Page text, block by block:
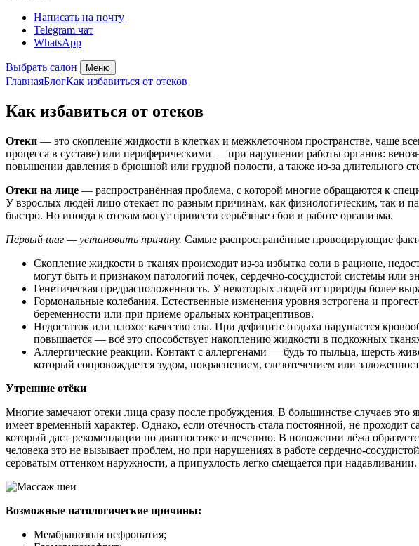
Написать на почту
Telegram чат
WhatsApp
Выбрать салон Меню
ГлавнаяБлогКак избавиться от отеков
Как избавиться от отеков
Отеки — это скопление жидкости в клетках и межклеточном пространстве, чаще
процесса в суставе) или периферическими — при нарушении работы органов:
повышении давления в брюшной или грудной полости, а также из-за длительного
Отеки на лице — распространённая проблема, с которой многие обращаются к
У взрослых людей лицо отекает по разным причинам, как физиологическим, так и
быстро. Но иногда к отекам могут привести серьёзные сбои в работе организма.
Первый шаг — установить причину. Самые распространённые провоцирующие
Скопление жидкости в тканях происходит из-за избытка соли в рационе,
могут быть и признаком патологий почек, сердечно-сосудистой системы или
Генетическая предрасположенность. У некоторых людей от природы более
Гормональные колебания. Естественные изменения уровня эстрогена и
беременности или при приёме оральных контрацептивов.
Недостаток или плохое качество сна. При дефиците отдыха нарушается
повышается — всё это способствует накоплению жидкости в подкожных
Аллергические реакции. Контакт с аллергенами — будь то пыльца, шерсть
который сопровождается зудом, покраснением, слезотечением или
Утренние отёки
Многие замечают отеки лица сразу после пробуждения. В большинстве случаев это
имеет временный характер. Однако, если отёчность стала постоянной, не проходит
который даст рекомендации по диагностике и лечению. В положении лёжа
человека это не вызывает проблем, но при нарушениях в работе сердечно-
сероватым оттенком наружности, а припухлость легко смещается при надавливании.
Возможные патологические причины:
Мембранозная нефропатия;